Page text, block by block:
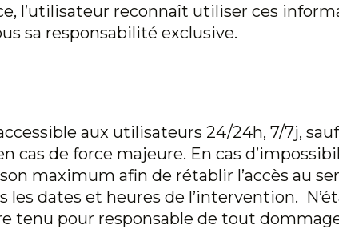
l’utilisateur reconnaît utiliser ces
sa responsabilité exclusive.
aux utilisateurs 24/24h, 7/7j,
cas de force majeure. En cas
maximum afin de rétablir l’accès au
dates et heures de l’intervention.
tenu pour responsable de tout